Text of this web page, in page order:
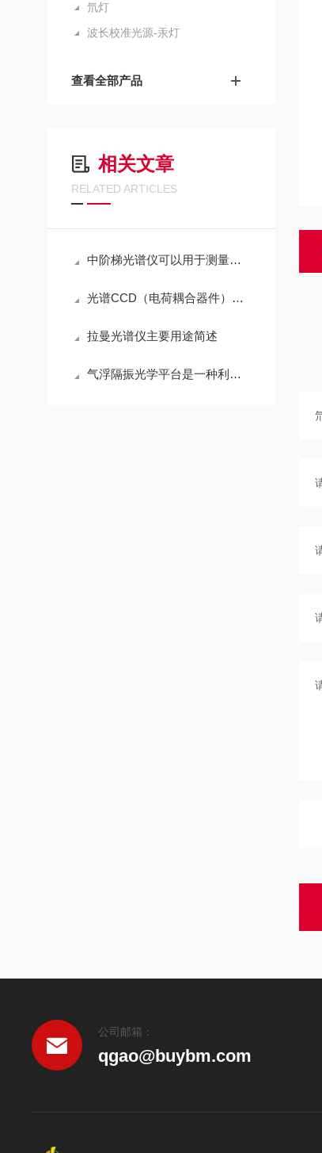
氘灯
波长校准光源-汞灯
查看全部产品
相关文章
RELATED ARTICLES
中阶梯光谱仪可以用于测量和分析物质的光谱特性和化学成分
光谱CCD（电荷耦合器件）是基于半导体光电效应的光电传感器
拉曼光谱仪主要用途简述
气浮隔振光学平台是一种利用气体浮力进行隔振的光学平台
公司邮箱：
qgao@buybm.com